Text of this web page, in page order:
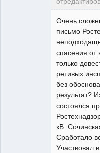
Очень
письмо
спасения от
только
ретивых
без
результат?
состоялся
кВ
Сработало
Участвовал